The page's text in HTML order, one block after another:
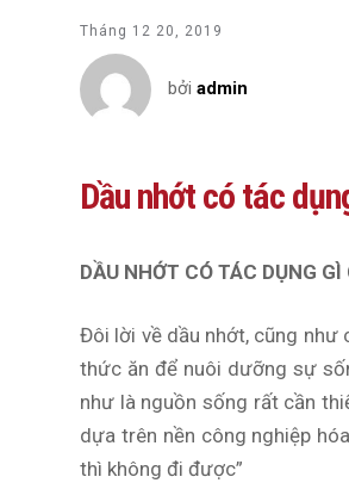
Tháng 12 20, 2019
bởi admin
Dầu nhớt có tác
DẦU NHỚT CÓ TÁC DỤNG
Đôi lời về dầu nhớt, cũng như
thức ăn để nuôi dưỡng sự
như là nguồn sống rất cần
dựa trên nền công nghiệp
thì không đi được”